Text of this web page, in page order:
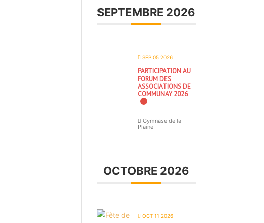
SEPTEMBRE 2026
SEP 05 2026
PARTICIPATION AU
FORUM DES
ASSOCIATIONS DE
COMMUNAY 2026
Gymnase de la
Plaine
OCTOBRE 2026
OCT 11 2026